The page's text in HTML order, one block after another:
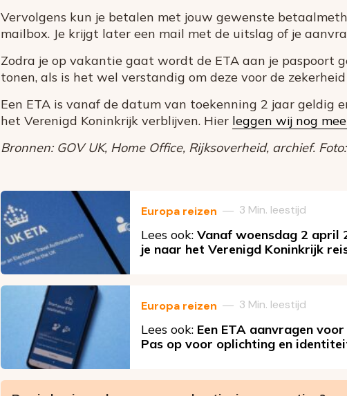
Vervolgens kun je betalen met jouw gewenste
mailbox. Je krijgt later een mail met de uitslag of je
Zodra je op vakantie gaat wordt de ETA aan je paspoort
tonen, als is het wel verstandig om deze voor de
Een ETA is vanaf de datum van toekenning 2 jaar geldig
het Verenigd Koninkrijk verblijven. Hier leggen wij nog
Bronnen: GOV UK, Home Office, Rijksoverheid, archief.
Europa reizen — 3 Min. leestijd
Lees ook: Vanaf woensdag 2 april
je naar het Verenigd Koninkrijk
Europa reizen — 3 Min. leestijd
Lees ook: Een ETA aanvragen
Pas op voor oplichting en